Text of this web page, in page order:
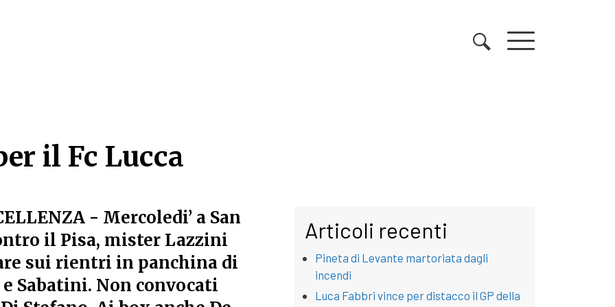
il Fc Lucca
il Fc Lucca
- Mercoledi’ a San
il Pisa, mister Lazzini
sui rientri in panchina di
Sabatini. Non convocati
Articoli recenti
Pineta di Levante martoriata dagli
incendi
Luca Fabbri vince per distacco il GP della